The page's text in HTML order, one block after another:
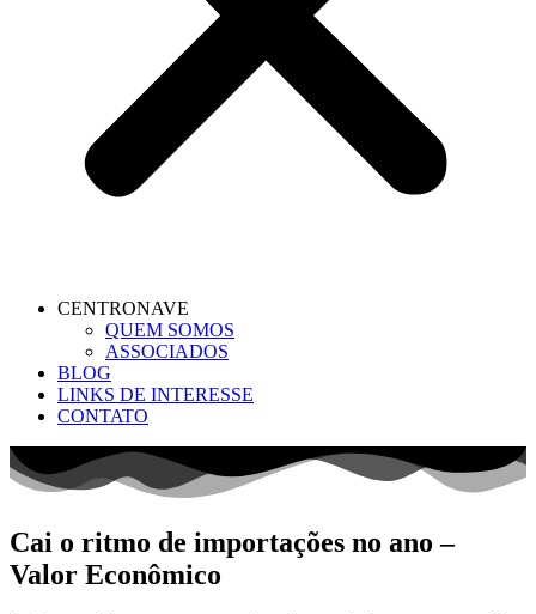
CENTRONAVE
QUEM SOMOS
ASSOCIADOS
BLOG
LINKS DE INTERESSE
CONTATO
Cai o ritmo de importações no ano –
Valor Econômico